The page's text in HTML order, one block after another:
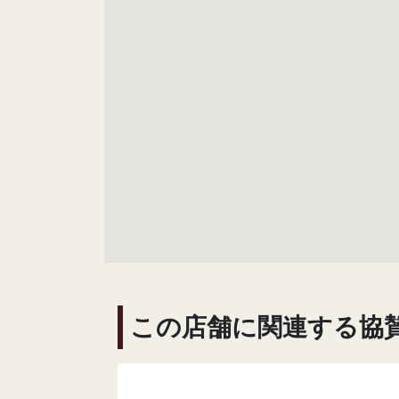
この店舗に関連する協